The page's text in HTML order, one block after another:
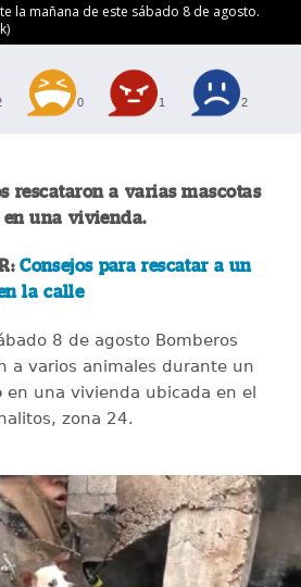
la mañana de este sábado 8 de agosto.
0 1 2
rescataron a varias mascotas
una vivienda.
Consejos para rescatar a un
la calle
8 de agosto Bomberos
a varios animales durante un
en una vivienda ubicada en el
zona 24.